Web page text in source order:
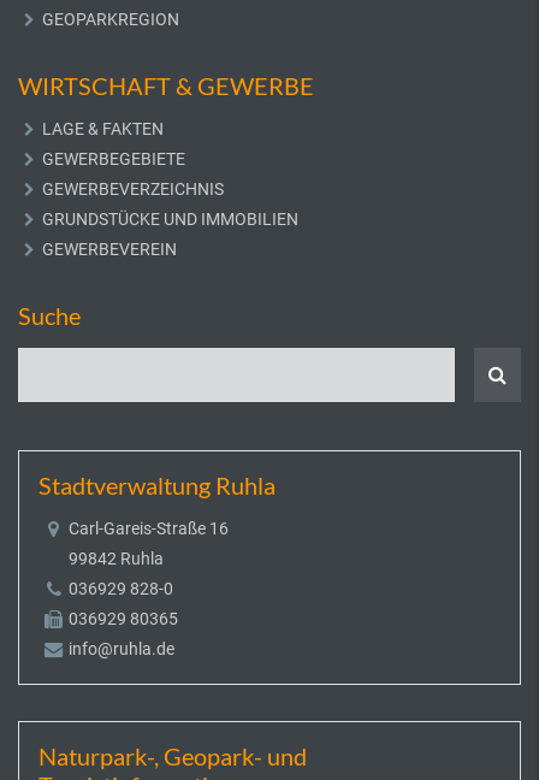
GEOPARKREGION
WIRTSCHAFT & GEWERBE
LAGE & FAKTEN
GEWERBEGEBIETE
GEWERBEVERZEICHNIS
GRUNDSTÜCKE UND IMMOBILIEN
GEWERBEVEREIN
Suche
Stadtverwaltung Ruhla
Carl-Gareis-Straße 16
99842 Ruhla
036929 828-0
036929 80365
info@ruhla.de
Naturpark-, Geopark- und